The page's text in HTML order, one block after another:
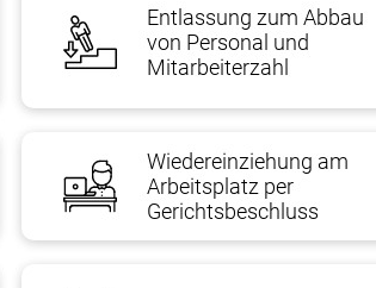
Entlassung zum Abbau
von Personal und
Mitarbeiterzahl
Wiedereinziehung am
Arbeitsplatz per
Gerichtsbeschluss